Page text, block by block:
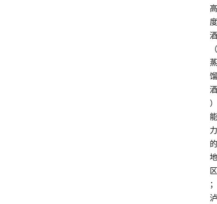
高
度
酒
（
蒸
馏
酒
）
能
力
的
地
区
；
泸